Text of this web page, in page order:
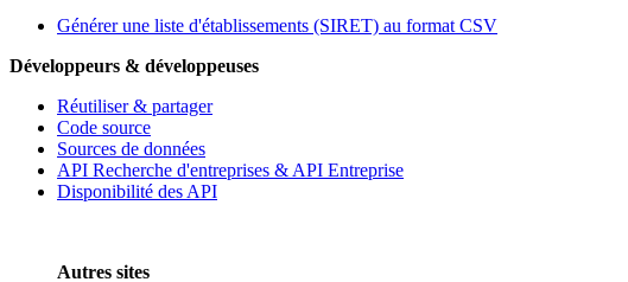
Générer une liste d'établissements (SIRET) au format CSV
Développeurs & développeuses
Réutiliser & partager
Code source
Sources de données
API Recherche d'entreprises & API Entreprise
Disponibilité des API
Autres sites